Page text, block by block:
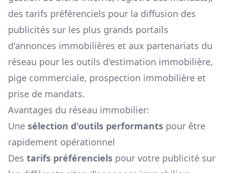
des tarifs préférenciels pour la diffusion des
publicités sur les plus grands portails
d'annonces immobilières et aux partenariats du
réseau pour les outils d'estimation immobilière,
pige commerciale, prospection immobilière et
prise de mandats.
Avantages du réseau immobilier:
Une sélection d'outils performants pour être
rapidement opérationnel
Des tarifs préférenciels pour votre publicité sur